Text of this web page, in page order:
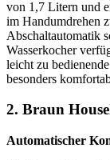
von 1,7 Litern und
im Handumdrehen
Abschaltautomatik
Wasserkocher
leicht zu
besonders
2. Braun
Automatischer